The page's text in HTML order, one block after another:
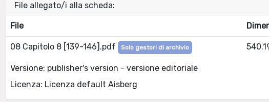
File allegato/i alla scheda:
File
08 Capitolo 8 [139-146].pdf Solo gestori di archivio
Versione: publisher's version - versione editoriale
Licenza: Licenza default Aisberg